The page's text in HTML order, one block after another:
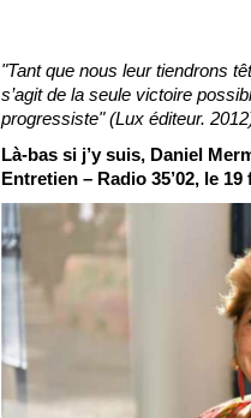
"Tant que nous leur tiendrons
s’agit de la seule victoire
progressiste" (Lux éditeur.
Là-bas si j’y suis, Daniel
Entretien – Radio 35’02, le 19